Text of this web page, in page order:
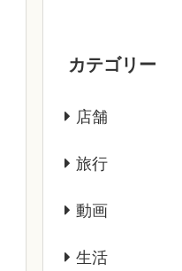
カテゴリー
店舗
旅行
動画
生活